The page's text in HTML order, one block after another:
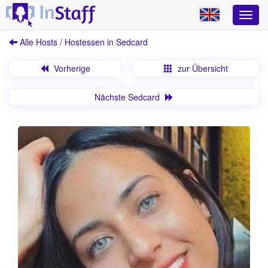
Alle Hosts / Hostessen in Sedcard
Vorherige zur Übersicht
Nächste Sedcard